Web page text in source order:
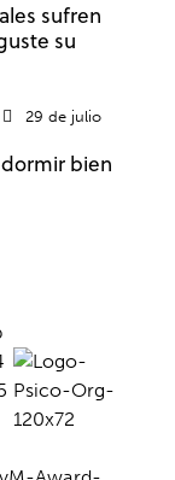
sufren
su
29 de julio
bien